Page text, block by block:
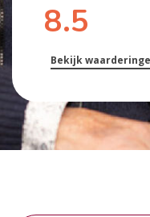
8.5
Bekijk